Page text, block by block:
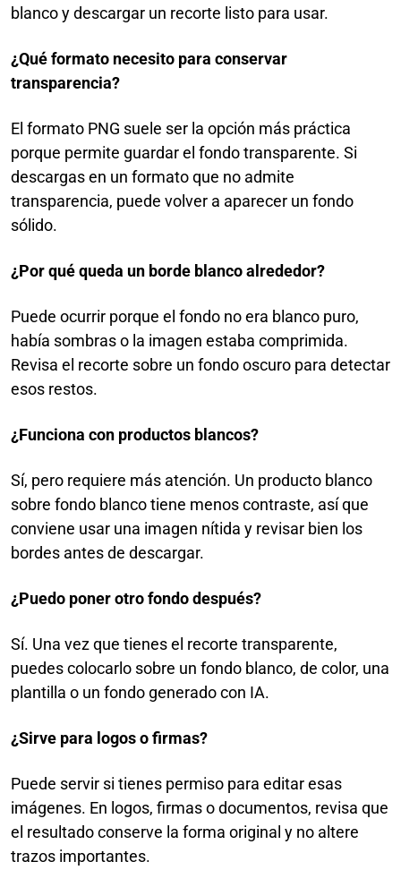
blanco y descargar un recorte listo para usar.
¿Qué formato necesito para conservar
transparencia?
El formato PNG suele ser la opción más práctica
porque permite guardar el fondo transparente. Si
descargas en un formato que no admite
transparencia, puede volver a aparecer un fondo
sólido.
¿Por qué queda un borde blanco alrededor?
Puede ocurrir porque el fondo no era blanco puro,
había sombras o la imagen estaba comprimida.
Revisa el recorte sobre un fondo oscuro para detectar
esos restos.
¿Funciona con productos blancos?
Sí, pero requiere más atención. Un producto blanco
sobre fondo blanco tiene menos contraste, así que
conviene usar una imagen nítida y revisar bien los
bordes antes de descargar.
¿Puedo poner otro fondo después?
Sí. Una vez que tienes el recorte transparente,
puedes colocarlo sobre un fondo blanco, de color, una
plantilla o un fondo generado con IA.
¿Sirve para logos o firmas?
Puede servir si tienes permiso para editar esas
imágenes. En logos, firmas o documentos, revisa que
el resultado conserve la forma original y no altere
trazos importantes.